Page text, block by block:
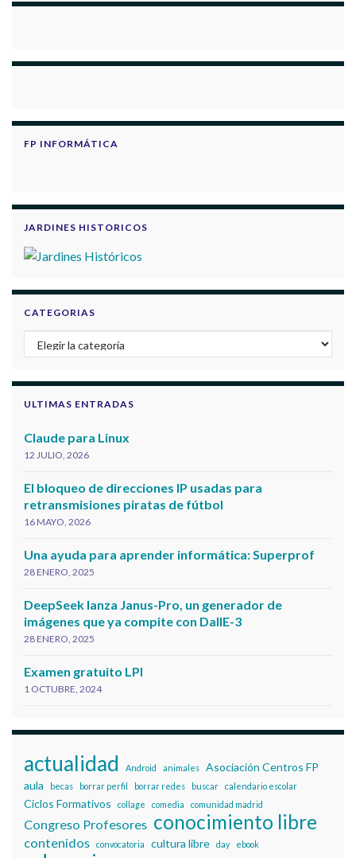
FP INFORMÁTICA
JARDINES HISTORICOS
CATEGORIAS
Categorias
ULTIMAS ENTRADAS
Claude para Linux
12 JULIO, 2026
El bloqueo de direcciones IP usadas para
retransmisiones piratas de fútbol
16 MAYO, 2026
Una ayuda para aprender informática: Superprof
28 ENERO, 2025
DeepSeek lanza Janus-Pro, un generador de
imágenes que ya compite con DallE-3
28 ENERO, 2025
Examen gratuito LPI
1 OCTUBRE, 2024
actualidad Android animales
Asociación Centros FP
aula
becas borrar perfil borrar redes buscar calendario escolar
Ciclos Formativos collage comedia comunidad madrid
Congreso Profesores conocimiento libre
contenidos convocatoria cultura libre day ebook